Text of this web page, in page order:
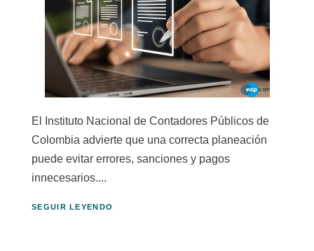
El Instituto Nacional de Contadores Públicos de
Colombia advierte que una correcta planeación
puede evitar errores, sanciones y pagos
innecesarios....
SEGUIR LEYENDO